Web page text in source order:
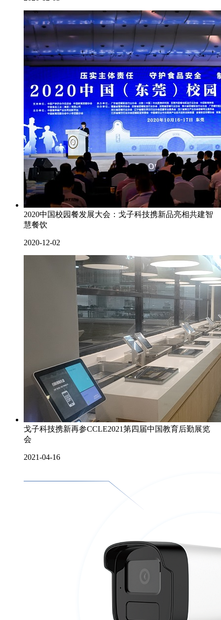
2020中国校园餐发展大会：戈子科技携新品亮相共建智
慧餐饮
2020-12-02
戈子科技携新再参CCLE2021第四届中国教育后勤展览
会
2021-04-16